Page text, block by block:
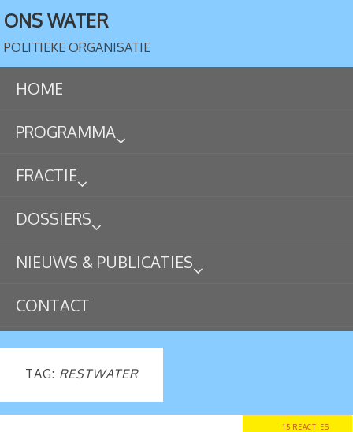
ONS WATER
POLITIEKE ORGANISATIE
HOME
PROGRAMMA
FRACTIE
DOSSIERS
NIEUWS & PUBLICATIES
CONTACT
TAG: RESTWATER
15 REACTIES